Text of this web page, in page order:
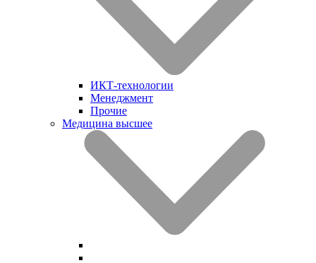
ИКТ-технологии
Менеджмент
Прочие
Медицина высшее